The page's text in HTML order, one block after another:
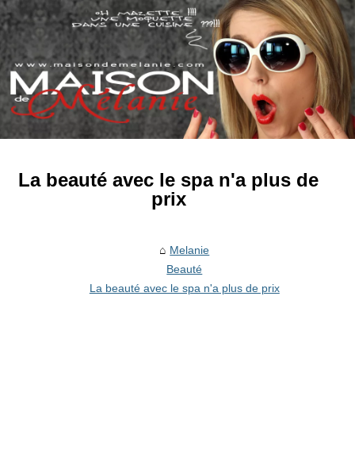
La beauté avec le spa n'a plus de
prix
Melanie
Beauté
La beauté avec le spa n'a plus de prix